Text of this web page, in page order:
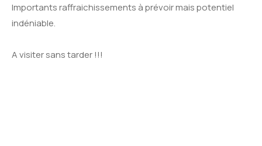
Importants raffraichissements à prévoir mais potentiel
indéniable.
A visiter sans tarder !!!